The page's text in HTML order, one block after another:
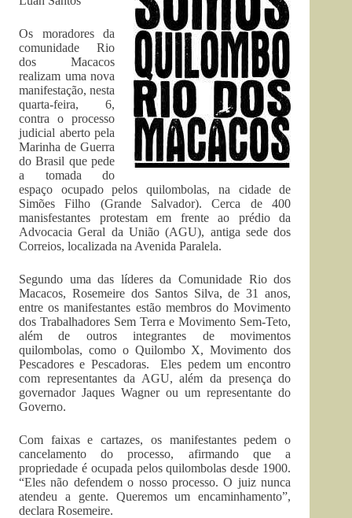
Os moradores da
comunidade Rio
dos Macacos
realizam uma nova
manifestação, nesta
quarta-feira, 6,
contra o processo
judicial aberto pela
Marinha de Guerra
do Brasil que pede
a tomada do
espaço ocupado pelos quilombolas, na cidade de
Simões Filho (Grande Salvador). Cerca de 400
manisfestantes protestam em frente ao prédio da
Advocacia Geral da União (AGU), antiga sede dos
Correios, localizada na Avenida Paralela.
Segundo uma das líderes da Comunidade Rio dos
Macacos, Rosemeire dos Santos Silva, de 31 anos,
entre os manifestantes estão membros do Movimento
dos Trabalhadores Sem Terra e Movimento Sem-Teto,
além de outros integrantes de movimentos
quilombolas, como o Quilombo X, Movimento dos
Pescadores e Pescadoras. Eles pedem um encontro
com representantes da AGU, além da presença do
governador Jaques Wagner ou um representante do
Governo.
Com faixas e cartazes, os manifestantes pedem o
cancelamento do processo, afirmando que a
propriedade é ocupada pelos quilombolas desde 1900.
“Eles não defendem o nosso processo. O juiz nunca
atendeu a gente. Queremos um encaminhamento”,
declara Rosemeire.